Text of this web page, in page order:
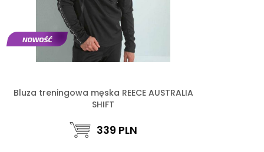
Bluza treningowa męska REECE AUSTRALIA
SHIFT
339 PLN